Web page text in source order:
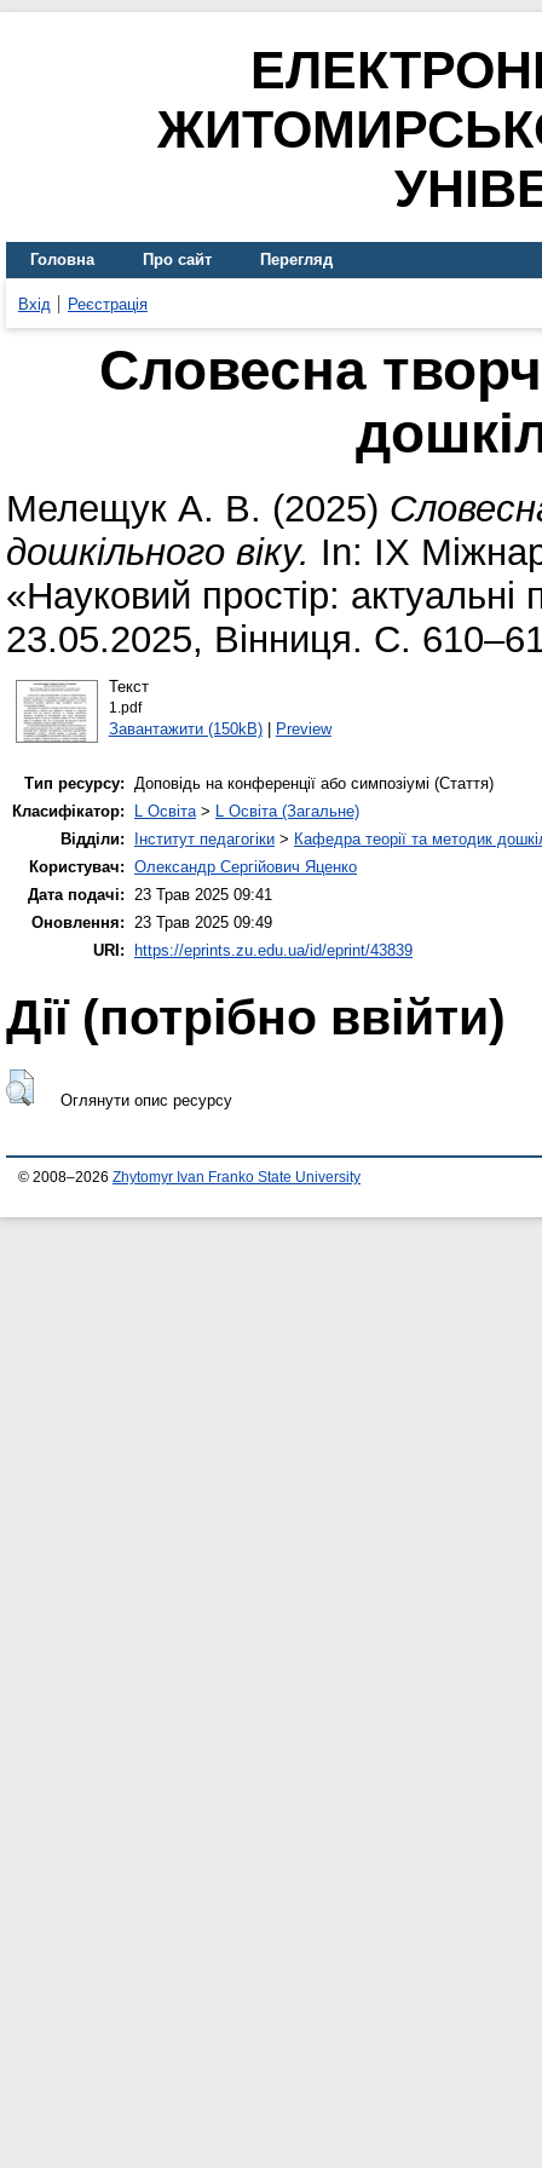
Головна Про сайт Перегляд
Вхід Реєстрація
Словесна
Мелещук А. В. (2025)
дошкільного віку. In: IX
«Науковий простір: актуальні
23.05.2025, Вінниця. С.
Текст
1.pdf
Завантажити (150kB)| Preview
Тип ресурсу: Доповідь на конференції або симпозіумі (Стаття)
Класифікатор:
L Освіта> L Освіта (Загальне)
Відділи:
Інститут педагогіки > Кафедра теорії та методик
Користувач: Олександр Сергійович Яценко
Дата подачі: 23 Трав 2025 09:41
Оновлення: 23 Трав 2025 09:49
URI:
https://eprints.zu.edu.ua/id/eprint/43839
Дії ​​(потрібно ввійти)
Оглянути опис ресурсу
© 2008–2026 Zhytomyr Ivan Franko State University